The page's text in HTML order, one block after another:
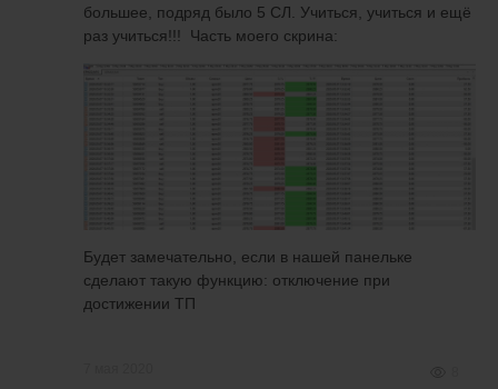
большее, подряд было 5 СЛ. Учиться, учиться и ещё
раз учиться!!! Часть моего скрина:
Будет замечательно, если в нашей панельке
сделают такую функцию: отключение при
достижении ТП